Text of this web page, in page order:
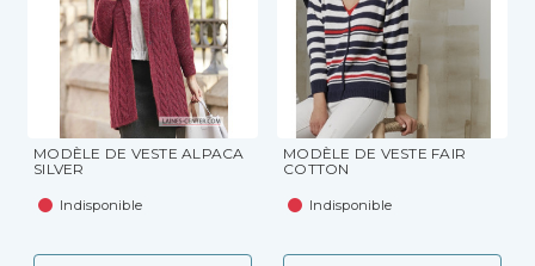
MODÈLE DE VESTE ALPACA
SILVER
Indisponible
MODÈLE DE VESTE FAIR
COTTON
Indisponible